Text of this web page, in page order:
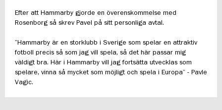
Efter att Hammarby gjorde en överenskommelse med
Rosenborg så skrev Pavel på sitt personliga avtal.
”Hammarby är en storklubb i Sverige som spelar en attraktiv
fotboll precis så som jag vill spela, så det här passar mig
väldigt bra. Här i Hammarby vill jag fortsätta utvecklas som
spelare, vinna så mycket som möjligt och spela i Europa” - Pavle
Vagic.